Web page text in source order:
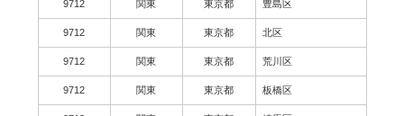
9712 関東 東京都 豊島区
9712 関東 東京都 北区
9712 関東 東京都 荒川区
9712 関東 東京都 板橋区